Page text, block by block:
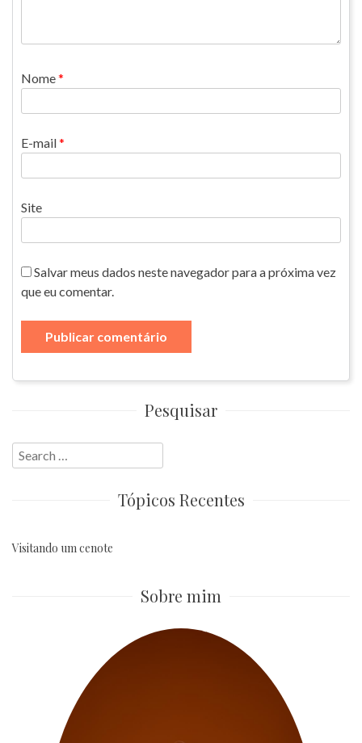
Nome*
E-mail*
Site
Salvar meus dados neste navegador para a próxima vez
que eu comentar.
Pesquisar
Search
for:
Tópicos Recentes
Visitando um cenote
Sobre mim